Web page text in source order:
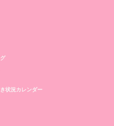
状況カレンダー